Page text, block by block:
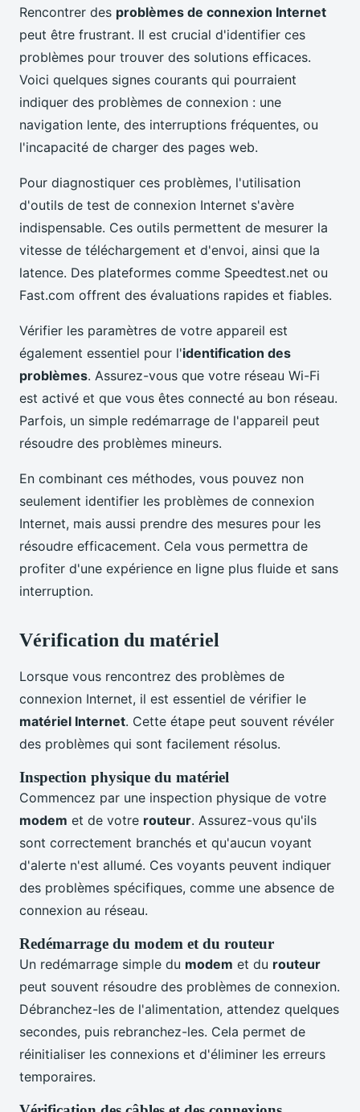
Rencontrer des problèmes de connexion Internet
peut être frustrant. Il est crucial d'identifier ces
problèmes pour trouver des solutions efficaces.
Voici quelques signes courants qui pourraient
indiquer des problèmes de connexion : une
navigation lente, des interruptions fréquentes, ou
l'incapacité de charger des pages web.
Pour diagnostiquer ces problèmes, l'utilisation
d'outils de test de connexion Internet s'avère
indispensable. Ces outils permettent de mesurer la
vitesse de téléchargement et d'envoi, ainsi que la
latence. Des plateformes comme Speedtest.net ou
Fast.com offrent des évaluations rapides et fiables.
Vérifier les paramètres de votre appareil est
également essentiel pour l'identification des
problèmes. Assurez-vous que votre réseau Wi-Fi
est activé et que vous êtes connecté au bon réseau.
Parfois, un simple redémarrage de l'appareil peut
résoudre des problèmes mineurs.
En combinant ces méthodes, vous pouvez non
seulement identifier les problèmes de connexion
Internet, mais aussi prendre des mesures pour les
résoudre efficacement. Cela vous permettra de
profiter d'une expérience en ligne plus fluide et sans
interruption.
Vérification du matériel
Lorsque vous rencontrez des problèmes de
connexion Internet, il est essentiel de vérifier le
matériel Internet. Cette étape peut souvent révéler
des problèmes qui sont facilement résolus.
Inspection physique du matériel
Commencez par une inspection physique de votre
modem et de votre routeur. Assurez-vous qu'ils
sont correctement branchés et qu'aucun voyant
d'alerte n'est allumé. Ces voyants peuvent indiquer
des problèmes spécifiques, comme une absence de
connexion au réseau.
Redémarrage du modem et du routeur
Un redémarrage simple du modem et du routeur
peut souvent résoudre des problèmes de connexion.
Débranchez-les de l'alimentation, attendez quelques
secondes, puis rebranchez-les. Cela permet de
réinitialiser les connexions et d'éliminer les erreurs
temporaires.